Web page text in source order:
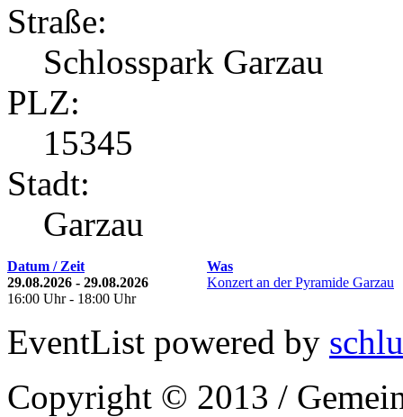
Straße:
Schlosspark Garzau
PLZ:
15345
Stadt:
Garzau
Datum / Zeit
Was
29.08.2026 - 29.08.2026
16:00 Uhr - 18:00 Uhr
Konzert an der Pyramide Garzau
EventList powered by
Copyright © 2013 /